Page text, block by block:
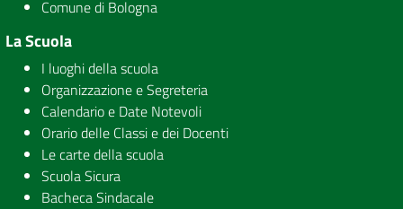
Comune di Bologna
La Scuola
I luoghi della scuola
Organizzazione e Segreteria
Calendario e Date Notevoli
Orario delle Classi e dei Docenti
Le carte della scuola
Scuola Sicura
Bacheca Sindacale